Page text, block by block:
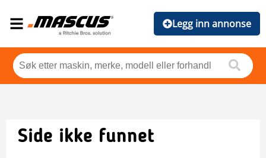
Legg inn annonse
Side ikke funnet